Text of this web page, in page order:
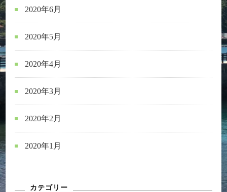
2020年6月
2020年5月
2020年4月
2020年3月
2020年2月
2020年1月
カテゴリー